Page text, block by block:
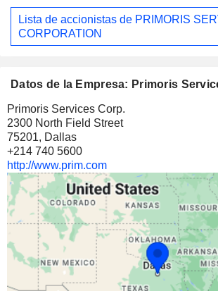
Lista de accionistas de PRIMORIS
CORPORATION
Datos de la Empresa: Primoris
Primoris Services Corp.
2300 North Field Street
75201, Dallas
+214 740 5600
http://www.prim.com